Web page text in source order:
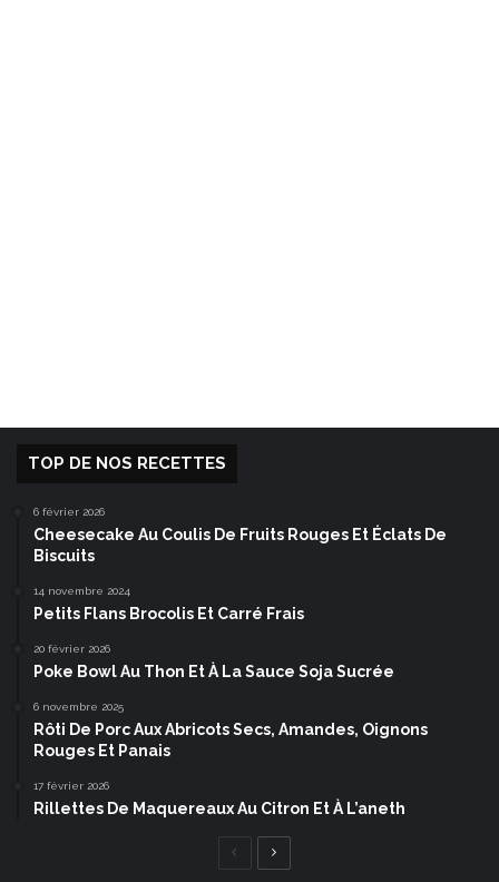
TOP DE NOS RECETTES
6 février 2026
Cheesecake Au Coulis De Fruits Rouges Et Éclats De
Biscuits
14 novembre 2024
Petits Flans Brocolis Et Carré Frais
20 février 2026
Poke Bowl Au Thon Et À La Sauce Soja Sucrée
6 novembre 2025
Rôti De Porc Aux Abricots Secs, Amandes, Oignons
Rouges Et Panais
17 février 2026
Rillettes De Maquereaux Au Citron Et À L’aneth
Page